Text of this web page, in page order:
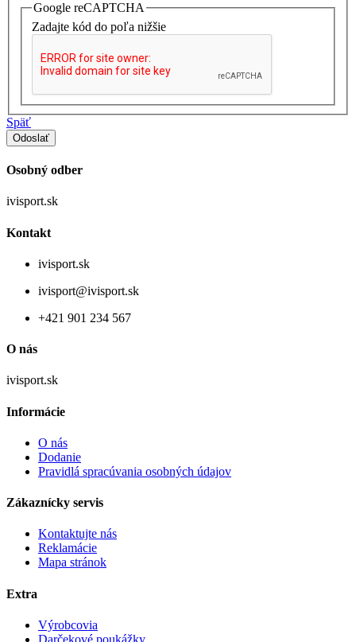
Google reCAPTCHA
Zadajte kód do poľa nižšie
Späť
Osobný odber
ivisport.sk
Kontakt
ivisport.sk
ivisport@ivisport.sk
+421 901 234 567
O nás
ivisport.sk
Informácie
O nás
Dodanie
Pravidlá spracúvania osobných údajov
Zákaznícky servis
Kontaktujte nás
Reklamácie
Mapa stránok
Extra
Výrobcovia
Darčekové poukážky